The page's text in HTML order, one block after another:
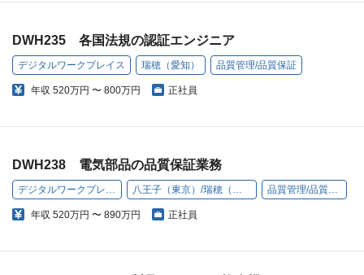
DWH235 各国法規の認証エンジニア
デジタルワークプレイス 瑞穂（愛知） 品質管理/品質保証
年収 520万円 〜 800万円 正社員
DWH238 電気部品の品質保証業務
デジタルワークプレイス 八王子（東京）/瑞穂（愛知） 品質管理/品質保証
年収 520万円 〜 890万円 正社員